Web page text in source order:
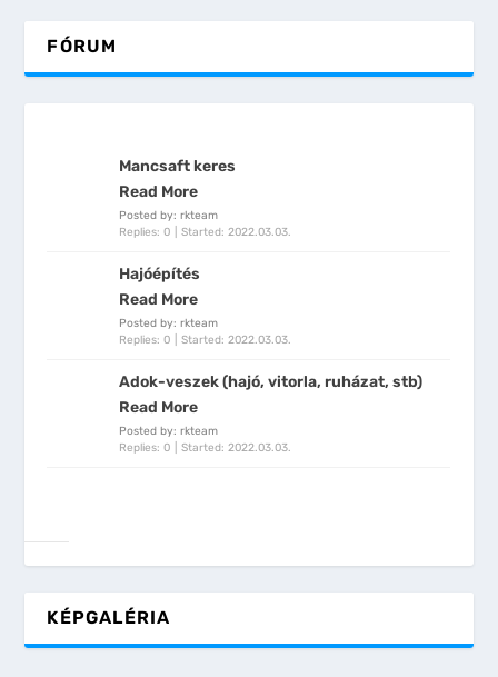
FÓRUM
Mancsaft keres
Read More
Posted by: rkteam
Replies: 0
Started:2022.03.03.
Hajóépítés
Read More
Posted by: rkteam
Replies: 0
Started:2022.03.03.
Adok-veszek (hajó, vitorla, ruházat, stb)
Read More
Posted by: rkteam
Replies: 0
Started:2022.03.03.
KÉPGALÉRIA